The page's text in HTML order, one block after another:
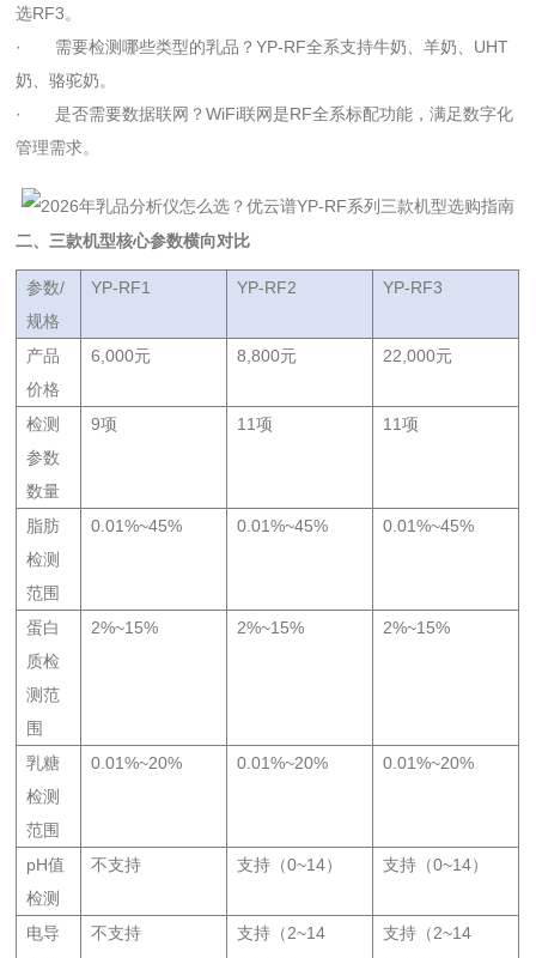
选RF3。
· 需要检测哪些类型的乳品？YP-RF全系支持牛奶、羊奶、UHT
奶、骆驼奶。
· 是否需要数据联网？WiFi联网是RF全系标配功能，满足数字化
管理需求。
二、三款机型核心参数横向对比
参数/
规格
YP-RF1 YP-RF2 YP-RF3
产品
价格
6,000元 8,800元 22,000元
检测
参数
数量
9项 11项 11项
脂肪
检测
范围
0.01%~45% 0.01%~45% 0.01%~45%
蛋白
质检
测范
围
2%~15% 2%~15% 2%~15%
乳糖
检测
范围
0.01%~20% 0.01%~20% 0.01%~20%
pH值
检测
不支持 支持（0~14） 支持（0~14）
电导
不支持
支持（2~14
支持（2~14